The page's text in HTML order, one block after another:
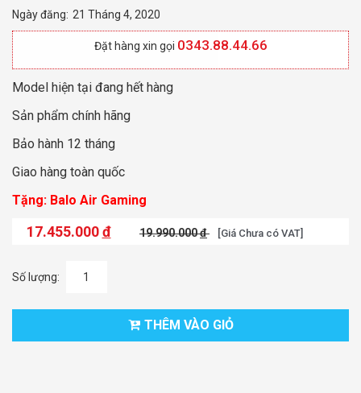
Ngày đăng: 21 Tháng 4, 2020
Đặt hàng xin gọi 0343.88.44.66
Model hiện tại đang hết hàng
Sản phẩm chính hãng
Bảo hành 12 tháng
Giao hàng toàn quốc
Tặng: Balo Air Gaming
17.455.000đ 19.990.000đ [Giá Chưa có VAT]
Số lượng:
THÊM VÀO GIỎ